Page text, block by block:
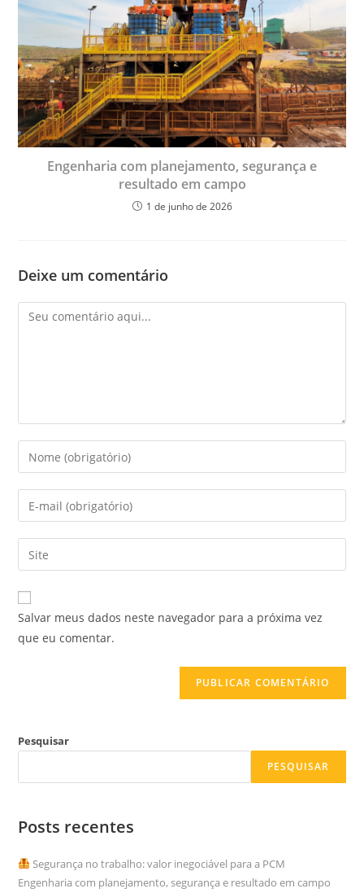
Engenharia com planejamento, segurança e
resultado em campo
1 de junho de 2026
Deixe um comentário
Salvar meus dados neste navegador para a próxima vez
que eu comentar.
Pesquisar
PESQUISAR
Posts recentes
Segurança no trabalho: valor inegociável para a PCM
Engenharia com planejamento, segurança e resultado em campo